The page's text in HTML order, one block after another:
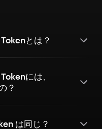
とは？
には、
？
は同じ？